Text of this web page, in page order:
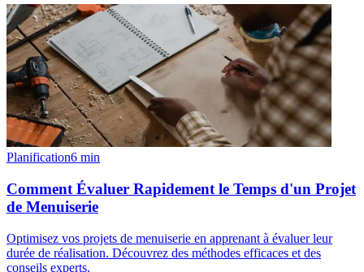
Planification6 min
Comment Évaluer Rapidement le Temps d'un Projet
de Menuiserie
Optimisez vos projets de menuiserie en apprenant à évaluer leur
durée de réalisation. Découvrez des méthodes efficaces et des
conseils experts.